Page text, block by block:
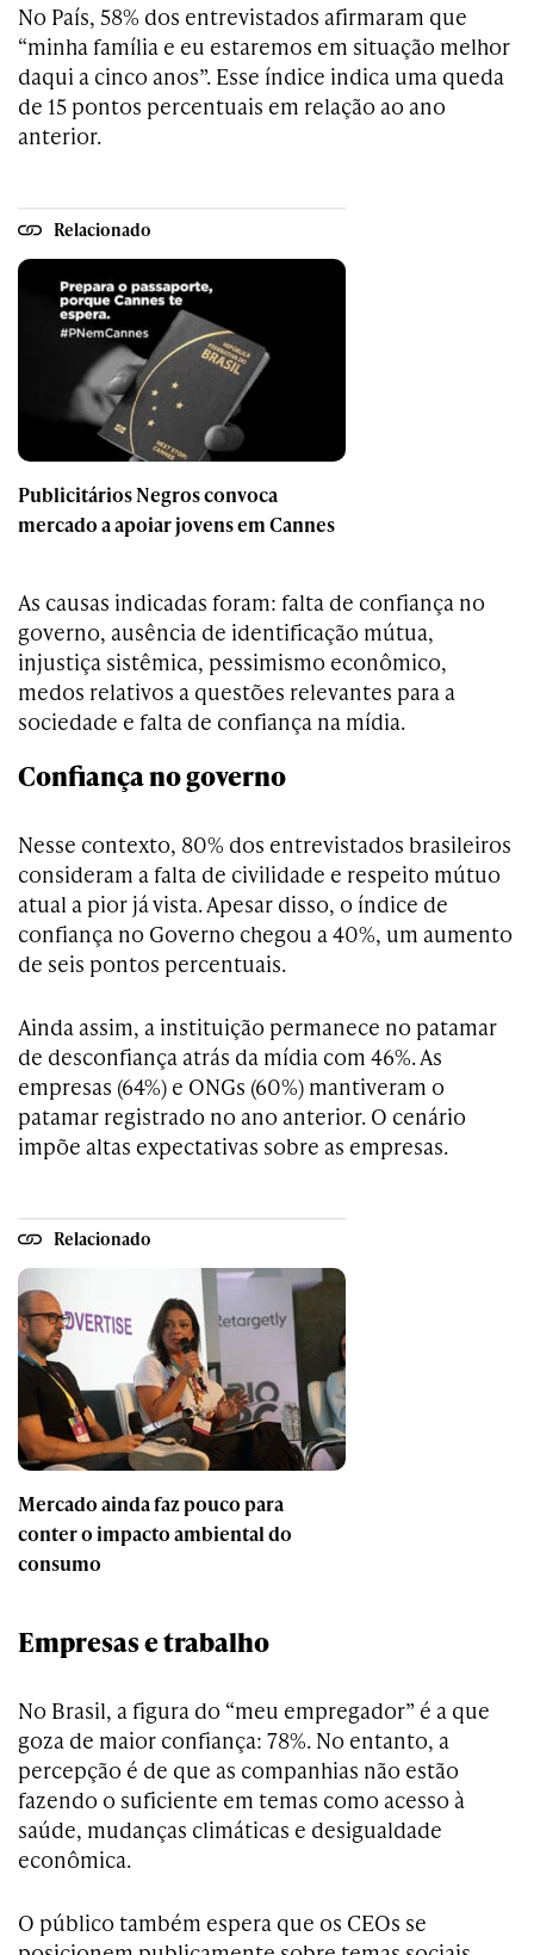
No País, 58% dos entrevistados afirmaram que
“minha família e eu estaremos em situação melhor
daqui a cinco anos”. Esse índice indica uma queda
de 15 pontos percentuais em relação ao ano
anterior.
Relacionado
Publicitários Negros convoca
mercado a apoiar jovens em Cannes
As causas indicadas foram: falta de confiança no
governo, ausência de identificação mútua,
injustiça sistêmica, pessimismo econômico,
medos relativos a questões relevantes para a
sociedade e falta de confiança na mídia.
Confiança no governo
Nesse contexto, 80% dos entrevistados brasileiros
consideram a falta de civilidade e respeito mútuo
atual a pior já vista. Apesar disso, o índice de
confiança no Governo chegou a 40%, um aumento
de seis pontos percentuais.
Ainda assim, a instituição permanece no patamar
de desconfiança atrás da mídia com 46%. As
empresas (64%) e ONGs (60%) mantiveram o
patamar registrado no ano anterior. O cenário
impõe altas expectativas sobre as empresas.
Relacionado
Mercado ainda faz pouco para
conter o impacto ambiental do
consumo
Empresas e trabalho
No Brasil, a figura do “meu empregador” é a que
goza de maior confiança: 78%. No entanto, a
percepção é de que as companhias não estão
fazendo o suficiente em temas como acesso à
saúde, mudanças climáticas e desigualdade
econômica.
O público também espera que os CEOs se